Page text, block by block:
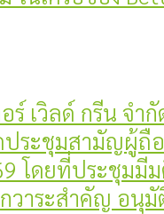
ร์ เวิลด์ กรีน จำ
ประชุมสามัญผู้ถื
โดยที่ประชุมมี
วาระสำคัญ อนุ